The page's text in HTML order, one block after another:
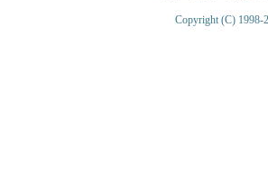
Copyright (C) 1998-